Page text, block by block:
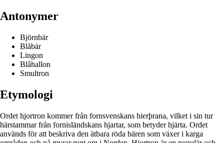
Antonymer
Björnbär
Blåbär
Lingon
Blåhallon
Smultron
Etymologi
Ordet hjortron kommer från fornsvenskans hierþrana, vilket i sin tur
härstammar från fornisländskans hjartar, som betyder hjärta. Ordet
används för att beskriva den ätbara röda bären som växer i karga